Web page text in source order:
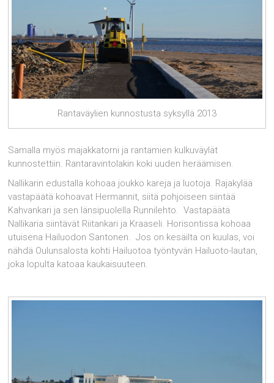
Rantaväylien kunnostusta syksyllä 2013
Samalla myös majakkatorni ja rantamien kulkuväylät
kunnostettiin. Rantaravintolakin koki uuden heräämisen.
Nallikarin edustalla kohoaa joukko kareja ja luotoja. Rajakylää
vastapäätä kohoavat Hermannit, siitä pohjoiseen siintää
Kahvankari ja sen länsipuolella Runnilehto. Vastapäätä
Nallikaria siintävät Riitankari ja Kraaseli. Horisontissa kohoaa
utuisena Hailuodon Santonen. Jos on kesäilta on kuulas, voi
nähdä Oulunsalosta kohti Hailuotoa työntyvän Hailuoto-lautan,
joka lopulta katoaa kaukaisuuteen.